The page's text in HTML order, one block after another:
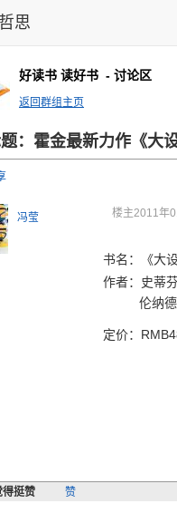
思
好读书 读好书 - 讨论区
返回群组主页
：霍金最新力作《大
冯莹 楼主2011年
书名：《大
作者：史蒂
伦纳德•
定价：
得挺赞 赞